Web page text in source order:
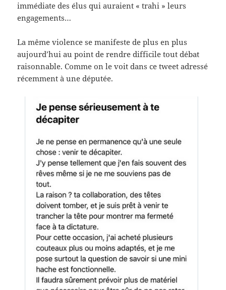
immédiate des élus qui auraient « trahi » leurs
engagements…
La même violence se manifeste de plus en plus
aujourd’hui au point de rendre difficile tout débat
raisonnable. Comme on le voit dans ce tweet adressé
récemment à une députée.